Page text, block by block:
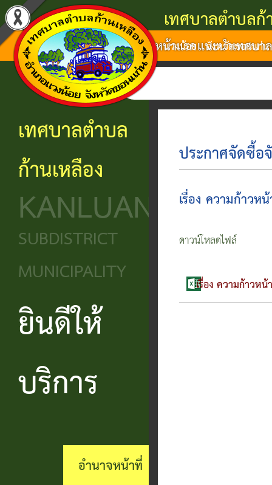
เทศบาลตำบลก้
แวงน้อย จังหวัดขอนแก่น
หน้าแรกแนะนำเทศบา
แนะนำ
เทศบาล
ความ
เป็นมา
ข้อมูล
พื้น
ฐาน
วิสัยทัศน์
และ
ยุทธศาสตร์
อำนาจ
หน้าที่
งาน
บริการ
ประชาชน
บริการ
ประชาชน
ศูนย์ช่วย
ประชาชน
แบบ
ฟอร์ม
ต่างๆ
แบบสอบถาม
โครงสร้าง
องค์กร
เทศบาล
โครงสร้าง
นิติบัญญัติ
โครงสร้าง
บริหาร
โครงสร้าง
ส่วน
ราชการ
สำนัก
ศูนย์
ข้อมูล
ข่าวสาร
และ
แผน
งาน
ข้อมูล
ข่าวสาร
สถานะ
ทางการ
ประชาชน
ติดต่อ
ข้อมูล
ติดต่อ
แจ้ง
ความ
เดือด
ร้อน
ร้อง
ร้อง
ทุกข์
กระดาน
สนทนา
เทศบาลตำบล
ก้านเหลือง
KANLUANG
SUBDISTRICT
MUNICIPALITY
ยินดีให้
บริการ
อำนาจหน้าที่
ประกาศจัดซื้อ
เรื่อง ความก้าวห
ดาวน์โหลดไฟล์
เรื่อง ความก้าวห